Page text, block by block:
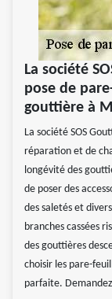
La société
pose de
gouttière à
La société SOS
réparation et de
longévité des
de poser des
des saletés et
branches cassées
des gouttières
choisir les pare-
parfaite.